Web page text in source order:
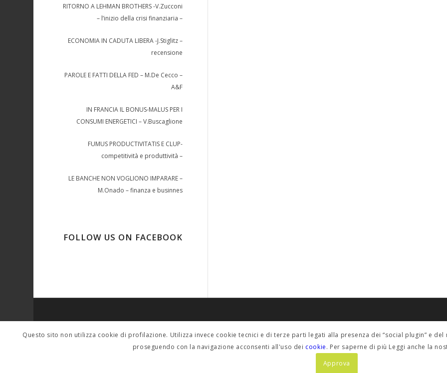
RITORNO A LEHMAN BROTHERS -V.Zucconi
– l’inizio della crisi finanziaria –
ECONOMIA IN CADUTA LIBERA -J.Stiglitz –
recensione
PAROLE E FATTI DELLA FED – M.De Cecco –
A&F
IN FRANCIA IL BONUS-MALUS PER I
CONSUMI ENERGETICI – V.Buscaglione
FUMUS PRODUCTIVITATIS E CLUP-
competitività e produttività –
LE BANCHE NON VOGLIONO IMPARARE –
M.Onado – finanza e businnes
FOLLOW US ON FACEBOOK
SINDACALMENTE
Per contatti scrivere a: tferigo@gmail.com serafino@etabeta.it
POLICY PRIVACY
Informativa estesa
Questo sito non utilizza cookie di profilazione. Utilizza invece cookie tecnici e di terze parti legati alla presenza dei “social plugin” e
proseguendo con la navigazione acconsenti all'uso dei cookie. Per saperne di più Leggi anche la
Approva